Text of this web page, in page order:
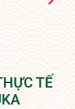
TẾ